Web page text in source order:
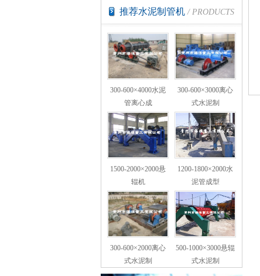
推荐水泥制管机 / PRODUCTS
300-600×4000水泥
管离心成
300-600×3000离心
式水泥制
1500-2000×2000悬
辊机
1200-1800×2000水
泥管成型
300-600×2000离心
式水泥制
500-1000×3000悬辊
式水泥制